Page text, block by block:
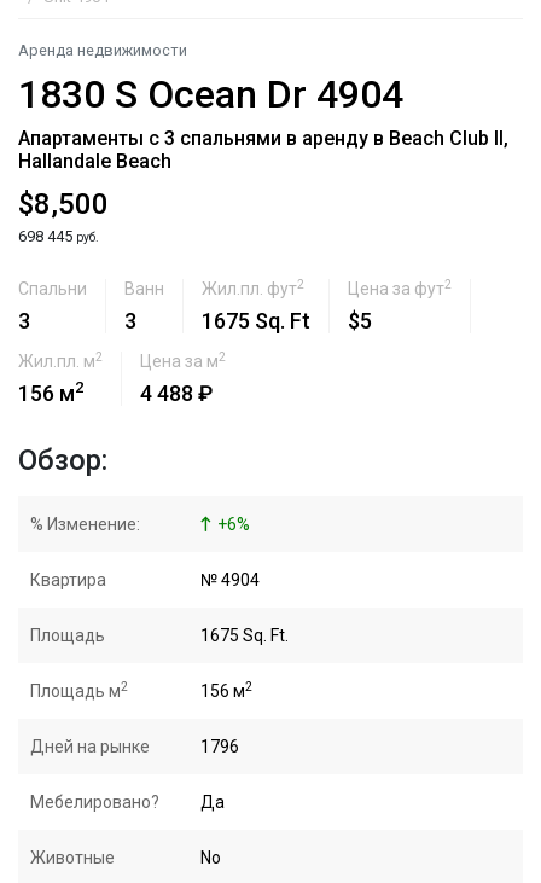
Аренда недвижимости
1830 S Ocean Dr 4904
Апартаменты с 3 спальнями в аренду в Beach Club II,
Hallandale Beach
$8,500
698 445 руб.
Спальни
3
Ванн
3
Жил.пл. фут2
1675 Sq. Ft
Цена за фут2
$5
Жил.пл. м2
156 м2
Цена за м2
4 488 ₽
Обзор:
% Изменение: +6%
Квартира № 4904
Площадь 1675 Sq. Ft.
Площадь м2 156 м2
Дней на рынке 1796
Мебелировано? Да
Животные No